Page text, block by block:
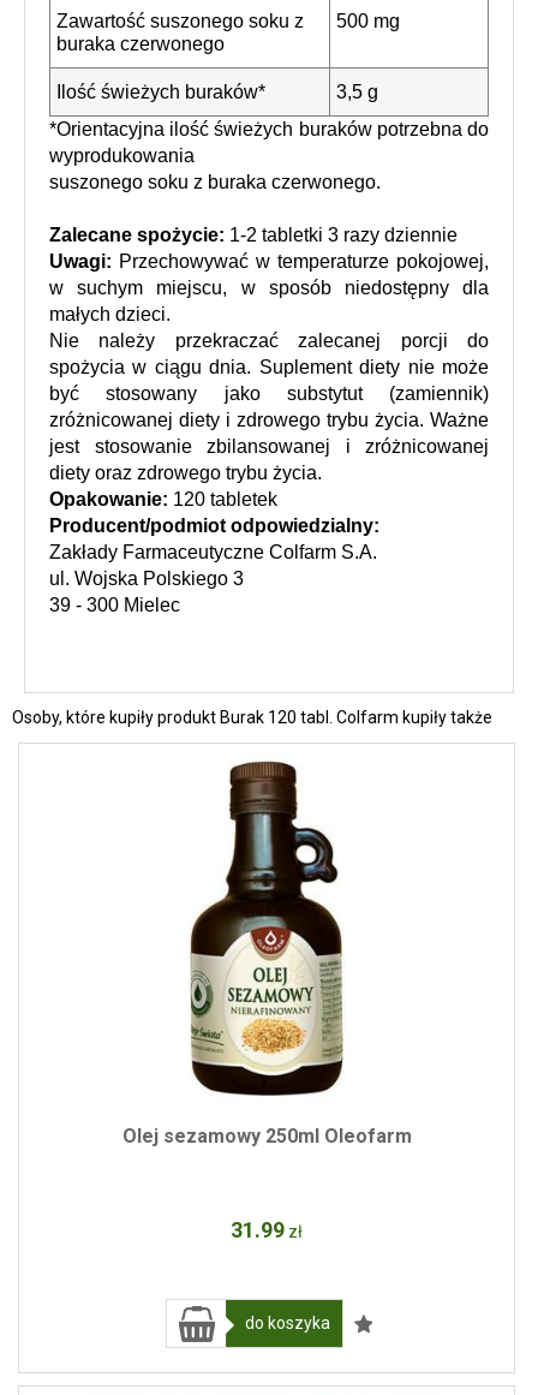
Zawartość suszonego soku z
buraka czerwonego
500 mg
Ilość świeżych buraków*
3,5 g
*Orientacyjna ilość świeżych buraków potrzebna do
wyprodukowania
suszonego soku z buraka czerwonego.
Zalecane spożycie: 1-2 tabletki 3 razy dziennie
Uwagi: Przechowywać w temperaturze pokojowej,
w suchym miejscu, w sposób niedostępny dla
małych dzieci.
Nie należy przekraczać zalecanej porcji do
spożycia w ciągu dnia. Suplement diety nie może
być stosowany jako substytut (zamiennik)
zróżnicowanej diety i zdrowego trybu życia. Ważne
jest stosowanie zbilansowanej i zróżnicowanej
diety oraz zdrowego trybu życia.
Opakowanie: 120 tabletek
Producent/podmiot odpowiedzialny:
Zakłady Farmaceutyczne Colfarm S.A.
ul. Wojska Polskiego 3
39 - 300 Mielec
Osoby, które kupiły produkt Burak 120 tabl. Colfarm kupiły także
Olej sezamowy 250ml Oleofarm
31.99 zł
do koszyka